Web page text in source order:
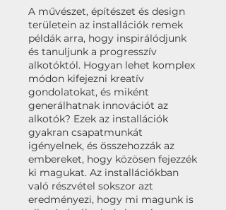
A művészet, építészet és design
területein az installációk remek
példák arra, hogy inspirálódjunk
és tanuljunk a progresszív
alkotóktól. Hogyan lehet komplex
módon kifejezni kreatív
gondolatokat, és miként
generálhatnak innovációt az
alkotók? Ezek az installációk
gyakran csapatmunkát
igényelnek, és összehozzák az
embereket, hogy közösen fejezzék
ki magukat. Az installációkban
való részvétel sokszor azt
eredményezi, hogy mi magunk is